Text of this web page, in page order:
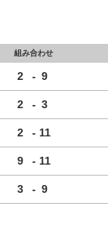
組み合わせ
2 - 9
2 - 3
2 - 11
9 - 11
3 - 9